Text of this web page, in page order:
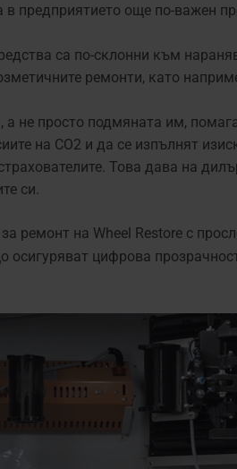
предприятието още по-важен
са по-склонни към
ремонти, като
не просто подмяната им,
на CO2 и да се изпълнят
Това дава на
си.
ремонт на Wheel Restore с
осигуряват цифрова